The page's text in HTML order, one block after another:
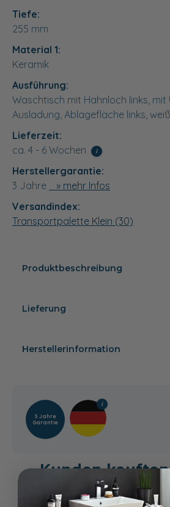
Tiefe:
255 mm
Material 1:
Keramik
Ausführung:
Waschtisch mit Hahnloch links,
Ausladung, Ablagefläche links, weiß
Lieferzeit:
ca. 4 - 6 Wochen
i
Herstellergarantie:
3 Jahre
» mehr Infos
Versandindex:
Transportpalette Klein (30)
Produktbeschreibung
Lieferung
Herstellerinformation
3 Jahre
Garantie
Kunden